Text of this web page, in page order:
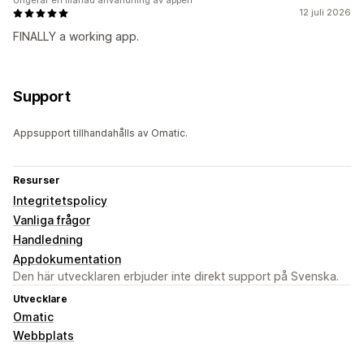
12 juli 2026
FINALLY a working app.
Support
Appsupport tillhandahålls av Omatic.
Resurser
Integritetspolicy
Vanliga frågor
Handledning
Appdokumentation
Den här utvecklaren erbjuder inte direkt support på Svenska.
Utvecklare
Omatic
Webbplats